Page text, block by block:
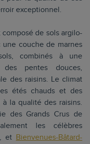
exceptionnel.
de sols argilo-
une couche de marnes
combinés à une
pentes douces,
des raisins. Le climat
étés chauds et des
la qualité des raisins.
des Grands Crus de
les célèbres
, et Bienvenues-Bâtard-